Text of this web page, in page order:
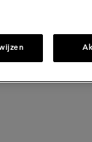
wist je dat de